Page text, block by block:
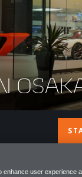
enhance user experience